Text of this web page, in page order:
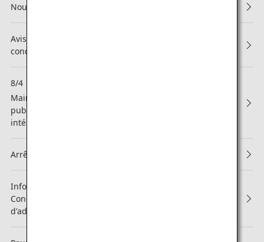
Nouvelles conditions de réservation et d'embarquement
Avis concernant les modifications apportées aux
conditions générales ANA Mileage Club
8/4
Maintenance programmée accompagnée de la
publication du programme des vols d'hiver 2026 (vols
intérieurs au Japon)
Arrêt du partenariat avec Asiana Airlines (OZ)
Information concernant les modifications apportées aux
Conditions générales ANA Mileage Club et aux Règles
d'adhésion ANA Super Flyers